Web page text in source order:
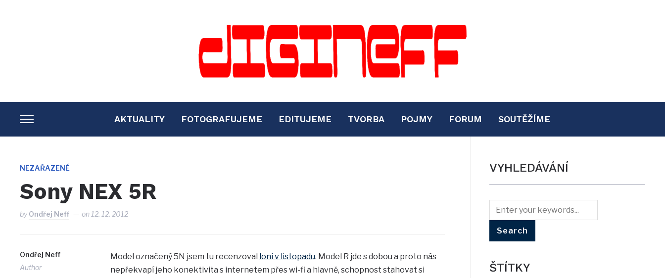
TOGGLE
SIDEBAR
NAVIGATION
AKTUALITY FOTOGRAFUJEME EDITUJEME TVORBA POJMY FORUM SOUTĚŽÍME
NEZAŘAZENÉ
Sony NEX 5R
byOndřej Neff on 12. 12. 2012
Ondřej Neff
Author
Model označený 5N jsem tu recenzoval loni v listopadu. Model R jde s dobou a proto nás
nepřekvapí jeho konektivita s internetem přes wi-fi a hlavně, schopnost stahovat si
VYHLEDÁVÁNÍ
ŠTÍTKY